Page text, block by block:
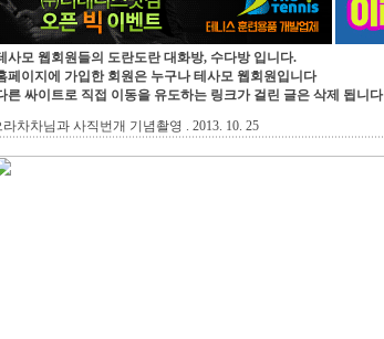
사모 웹회원들의 도란도란 대화방, 수다방 입니다.
페이지에 가입한 회원은 누구나 테사모 웹회원입니다
른 싸이트로 직접 이동을 유도하는 링크가 걸린 글은 삭제 됩니다
라차차님과 사직번개 기념촬영 . 2013. 10. 25